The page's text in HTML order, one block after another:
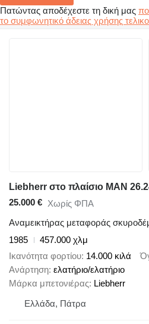
Πατώντας αποδέχεστε τη δική μας
το συμφωνητικό άδειας χρήσης
Liebherr στο πλαίσιο MAN
25.000 € Χωρίς ΦΠΑ
Αναμεικτήρας μεταφοράς
1985
457.000 χλμ
Ικανότητα φορτίου 14.000 κιλά
Ανάρτηση ελατήριο/ελατήριο
Μάρκα μπετονιέρας Liebherr
Ελλάδα, Πάτρα